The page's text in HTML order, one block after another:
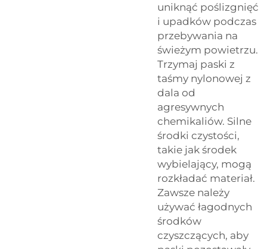
uniknąć poślizgnięć
i upadków podczas
przebywania na
świeżym powietrzu.
Trzymaj paski z
taśmy nylonowej z
dala od
agresywnych
chemikaliów. Silne
środki czystości,
takie jak środek
wybielający, mogą
rozkładać materiał.
Zawsze należy
używać łagodnych
środków
czyszczących, aby